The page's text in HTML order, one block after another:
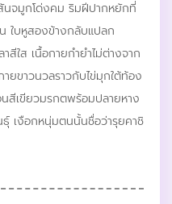
นจมูกโด่งคม ริมฝีปากหยักที่
น ใบหูสองข้างกลับแปลก
สีใส เนื้อกายกำยำไม่ต่างจาก
ขาวนวลราวกับไข่มุกใต้ท้อง
นสีเขียวมรกตพร้อมปลายหาง
เงือกหนุ่มตนนั้นชื่อว่ารุยคาชิ